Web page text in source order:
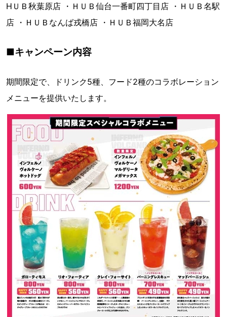
HＵＢ秋葉原店 ・ＨＵＢ仙台一番町四丁目店 ・ＨＵＢ名駅
店 ・ＨＵＢなんば戎橋店 ・ＨＵＢ福岡大名店
■キャンペーン内容
期間限定で、ドリンク5種、フード2種のコラボレーション
メニューを提供いたします。